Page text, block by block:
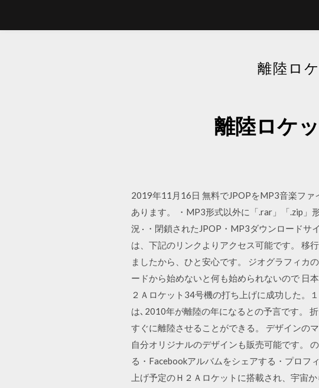
離陸ロ
離陸ロケ
2019年11月16日 無料でJPOPをMP3音楽ファ
あります。 ・MP3形式以外に「.rar」「.zip」
況 · ・閉鎖されたJPOP・MP3ダウンロードサ
は、下記のリンクよりアクセス可能です。 移
ましたから、ひと安心です。 ジオグラフィカ
ードから始めないと何も始められないので 日
２Ａロケット34号機の打ち上げに成功した。
は､2010年が離陸の年になるとの予言です。
すぐに離陸させることができる。 デザインの
自分オリジナルのデザインも販売可能です。
る・Facebookアルバムをシェアする・プロフ
上げ予定のＨ２Ａロケットに搭載され、宇宙